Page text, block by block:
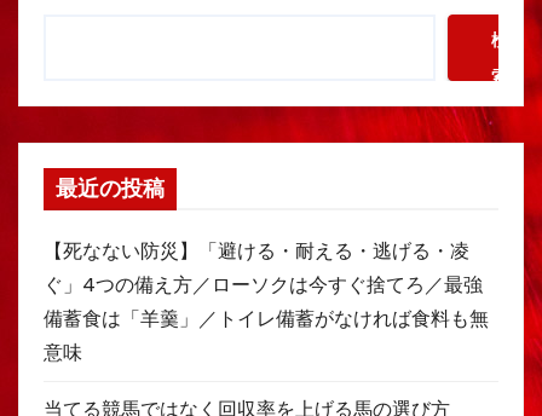
検
索
最近の投稿
【死なない防災】「避ける・耐える・逃げる・凌
ぐ」4つの備え方／ローソクは今すぐ捨てろ／最強
備蓄食は「羊羹」／トイレ備蓄がなければ食料も無
意味
当てる競馬ではなく回収率を上げる馬の選び方